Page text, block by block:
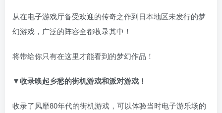
从在电子游戏厅备受欢迎的传奇之作到日本地区未发行的梦
幻游戏，广泛的阵容全都收录其中！
将带给你只有在这里才能看到的梦幻作品！
▼收录唤起乡愁的街机游戏和派对游戏！
收录了风靡80年代的街机游戏，可以体验当时电子游乐场的